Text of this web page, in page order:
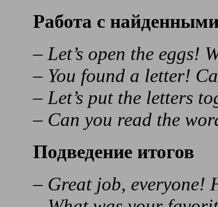
Работа с
– Let’s open the eggs!
– You found a letter!
– Let’s put the letters
– Can you read the
Подведение итогов
– Great job, everyone!